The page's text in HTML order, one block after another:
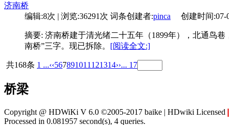
济南桥
编辑:8次 | 浏览:36291次 词条创建者:pinca 创建时间:07-
摘要: 济南桥建于清光绪二十五年（1899年），北通鸟
南桥”三字。现已拆除。 [阅读全文:]
共168条 1 ...‹‹567891011 121314››... 17
桥梁
Copyright @ HDWiKi V 6.0 ©2005-2017 baike | HDwiki Licensed
Processed in 0.081957 second(s), 4 queries.